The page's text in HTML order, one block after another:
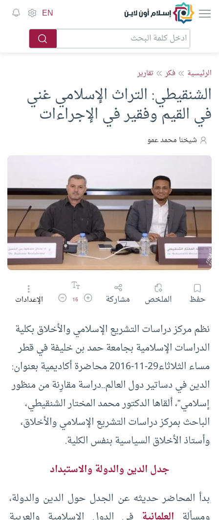
إسلام أون لاين EN
الرئيسية فكر تقارير
الشنقيطي: التراث الإسلامي غني
في القيم وفقير في الإجراءات
شيخنا محمد عمو
حفظ الملخص مشاركة زيادة حجم الخط
16 تقليل حجم الخط
الإعدادات
نظم مركز دراسات التشريع الإسلامي والأخلاق بكلية
الدراسات الإسلامية بجامعة حمد بن خليفة في قطر
مساء الثلاثاء29-11-2016 محاضرة أكاديمية بعنوان:
الدين في دساتير دول العالم..دراسة مقارِنة من منظور
إسلامي”، ألقاها الدكتور محمد المختار الشنقيطي،
الباحث بمركز دراسات التشريع الإسلامي والأخلاق،
وأستاذ الأخلاق السياسية بنفس الكلية.
جدل الدين والدولة والاستبداد
بدأ المحاضر حديثه عن الجدل حول الدين والدولة،